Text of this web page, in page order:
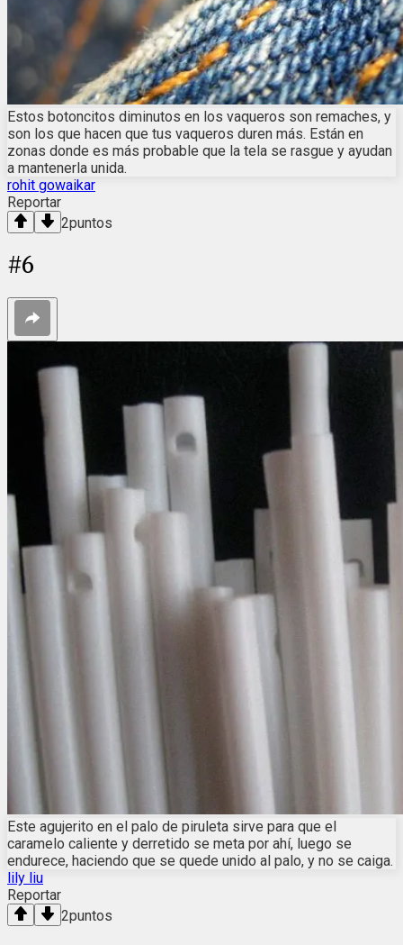
Estos botoncitos diminutos en los vaqueros son remaches, y
son los que hacen que tus vaqueros duren más. Están en
zonas donde es más probable que la tela se rasgue y ayudan
a mantenerla unida.
rohit gowaikar
Reportar
2puntos
#6
Este agujerito en el palo de piruleta sirve para que el
caramelo caliente y derretido se meta por ahí, luego se
endurece, haciendo que se quede unido al palo, y no se caiga.
lily liu
Reportar
2puntos